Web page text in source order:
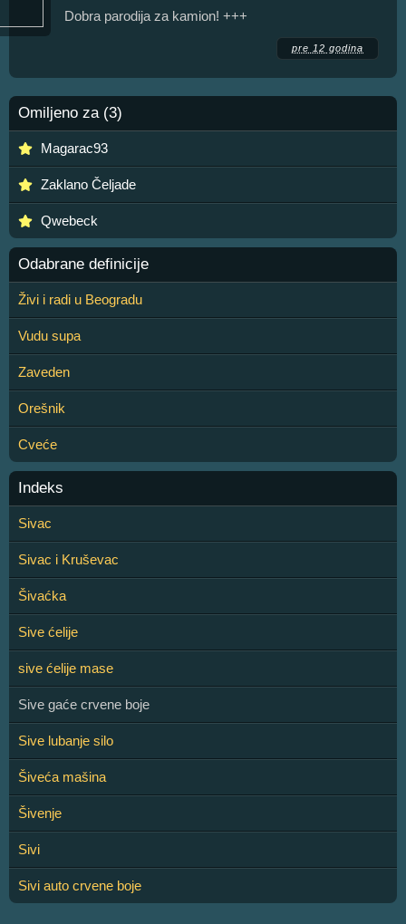
Dobra parodija za kamion! +++
pre 12 godina
Omiljeno za (3)
Magarac93
Zaklano Čeljade
Qwebeck
Odabrane definicije
Živi i radi u Beogradu
Vudu supa
Zaveden
Orešnik
Cveće
Indeks
Sivac
Sivac i Kruševac
Šivaćka
Sive ćelije
sive ćelije mase
Sive gaće crvene boje
Sive lubanje silo
Šiveća mašina
Šivenje
Sivi
Sivi auto crvene boje